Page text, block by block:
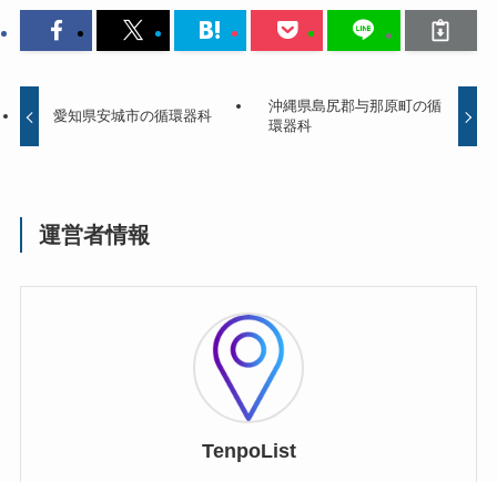
愛知県安城市の循環器科
沖縄県島尻郡与那原町の循
環器科
運営者情報
TenpoList